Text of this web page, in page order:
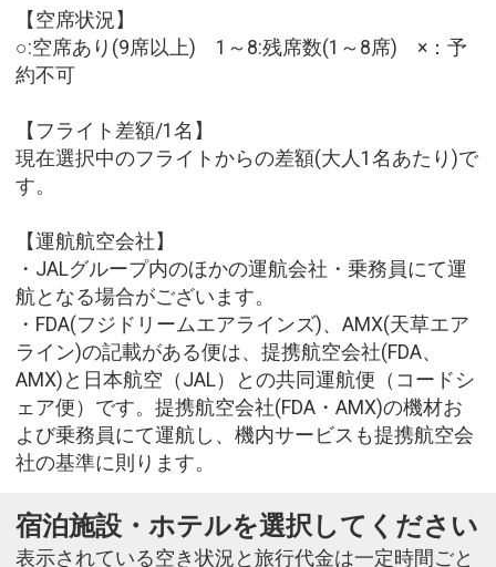
【空席状況】
○:空席あり(9席以上) 1～8:残席数(1～8席) ×：予
約不可
【フライト差額/1名】
現在選択中のフライトからの差額(大人1名あたり)で
す。
【運航航空会社】
・JALグループ内のほかの運航会社・乗務員にて運
航となる場合がございます。
・FDA(フジドリームエアラインズ)、AMX(天草エア
ライン)の記載がある便は、提携航空会社(FDA、
AMX)と日本航空（JAL）との共同運航便（コードシ
ェア便）です。提携航空会社(FDA・AMX)の機材お
よび乗務員にて運航し、機内サービスも提携航空会
社の基準に則ります。
宿泊施設・ホテルを選択してください
表示されている空き状況と旅行代金は一定時間ごと